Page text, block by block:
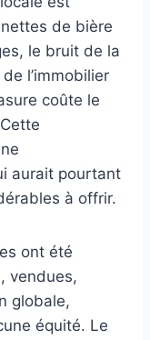
de bière
le bruit de la
l’immobilier
coûte le
aurait pourtant
à offrir.
ont été
vendues,
globale,
équité. Le